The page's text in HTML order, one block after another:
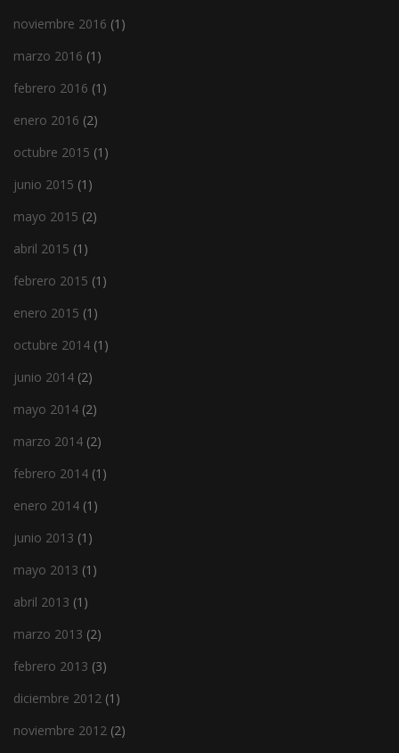
noviembre 2016 (1)
marzo 2016 (1)
febrero 2016 (1)
enero 2016 (2)
octubre 2015 (1)
junio 2015 (1)
mayo 2015 (2)
abril 2015 (1)
febrero 2015 (1)
enero 2015 (1)
octubre 2014 (1)
junio 2014 (2)
mayo 2014 (2)
marzo 2014 (2)
febrero 2014 (1)
enero 2014 (1)
junio 2013 (1)
mayo 2013 (1)
abril 2013 (1)
marzo 2013 (2)
febrero 2013 (3)
diciembre 2012 (1)
noviembre 2012 (2)